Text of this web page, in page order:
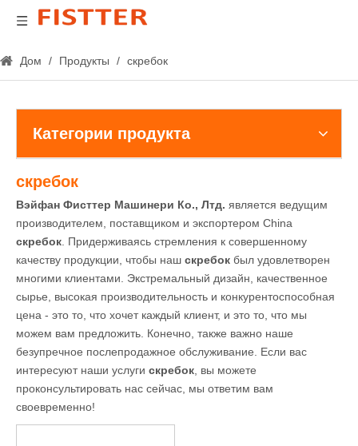
Дом / Продукты / скребок
Категории продукта
скребок
Вэйфан Фисттер Машинери Ко., Лтд. является ведущим
производителем, поставщиком и экспортером China
скребок . Придерживаясь стремления к совершенному
качеству продукции, чтобы наш скребок был удовлетворен
многими клиентами. Экстремальный дизайн, качественное
сырье, высокая производительность и конкурентоспособная
цена - это то, что хочет каждый клиент, и это то, что мы
можем вам предложить. Конечно, также важно наше
безупречное послепродажное обслуживание. Если вас
интересуют наши услуги скребок , вы можете
проконсультировать нас сейчас, мы ответим вам
своевременно!